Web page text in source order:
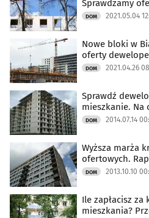
Sprawdzamy
DOM 2021.05.04
Nowe bloki w
oferty
DOM 2021.04.26
Sprawdź
mieszkanie. Na
DOM 2014.07.14
Wyższa marża
ofertowych.
DOM 2013.10.10
Ile zapłacisz
mieszkania?